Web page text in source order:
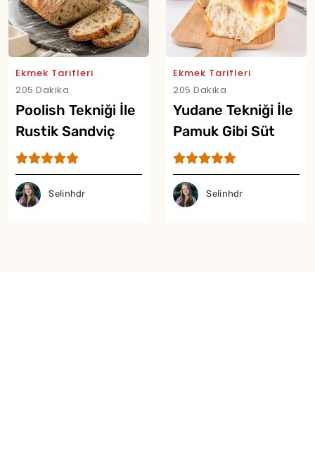
Ekmek Tarifleri
205 Dakika
Poolish Tekniği İle
Rustik Sandviç
Ekmeği Tarifi
Selinhdr
Ekmek Tarifleri
205 Dakika
Yudane Tekniği İle
Pamuk Gibi Süt
Ekmeği Tarifi
Selinhdr